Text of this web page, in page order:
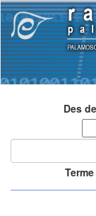
Des